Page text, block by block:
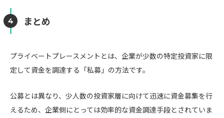
まとめ
プライベートプレースメントとは、企業が少数の特定投資家に限
定して資金を調達する「私募」の方法です。
公募とは異なり、少人数の投資家層に向けて迅速に資金募集を行
えるため、企業側にとっては効率的な資金調達手段とされていま